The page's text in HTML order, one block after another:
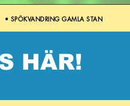
• SPÖKVANDRING GAMLA STAN
HÄR!